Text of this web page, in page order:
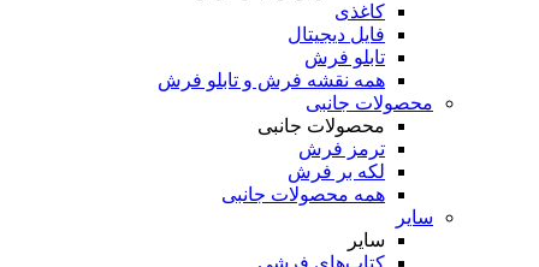
کاغذی
فایل دیجیتال
تابلو فرش
همه نقشه فرش و تابلو فرش
محصولات جانبی
محصولات جانبی
ترمز فرش
لکه بر فرش
همه محصولات جانبی
سایر
سایر
کتاب‌های فرشی